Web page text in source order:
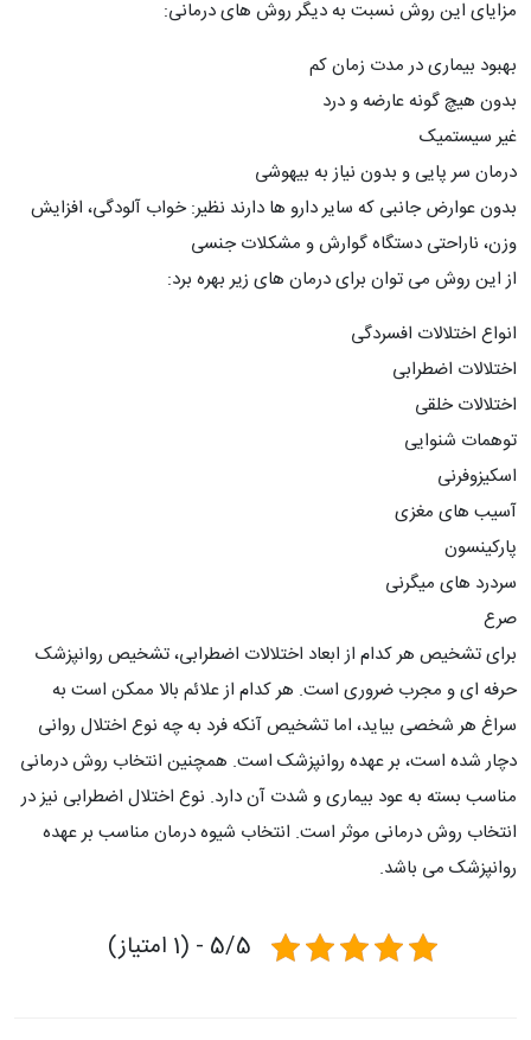
مزایای این روش نسبت به دیگر روش های درمانی:
بهبود بیماری در مدت زمان کم
بدون هیچ گونه عارضه و درد
غیر سیستمیک
درمان سر پایی و بدون نیاز به بیهوشی
بدون عوارض جانبی که سایر دارو ها دارند نظیر: خواب آلودگی، افزایش
وزن، ناراحتی دستگاه گوارش و مشکلات جنسی
از این روش می توان برای درمان های زیر بهره برد:
انواع اختلالات افسردگی
اختلالات اضطرابی
اختلالات خلقی
توهمات شنوایی
اسکیزوفرنی
آسیب های مغزی
پارکینسون
سردرد های میگرنی
صرع
برای تشخیص هر کدام از ابعاد اختلالات اضطرابی، تشخیص روانپزشک
حرفه ای و مجرب ضروری است. هر کدام از علائم بالا ممکن است به
سراغ هر شخصی بیاید، اما تشخیص آنکه فرد به چه نوع اختلال روانی
دچار شده است، بر عهده روانپزشک است. همچنین انتخاب روش درمانی
مناسب بسته به عود بیماری و شدت آن دارد. نوع اختلال اضطرابی نیز در
انتخاب روش درمانی موثر است. انتخاب شیوه درمان مناسب بر عهده
روانپزشک می باشد.
5/5 - (1 امتیاز)